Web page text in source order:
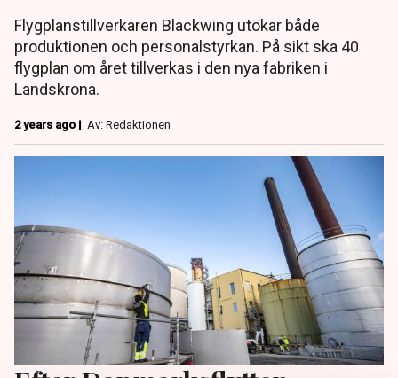
Flygplanstillverkaren Blackwing utökar både
produktionen och personalstyrkan. På sikt ska 40
flygplan om året tillverkas i den nya fabriken i
Landskrona.
2 years ago | Av: Redaktionen